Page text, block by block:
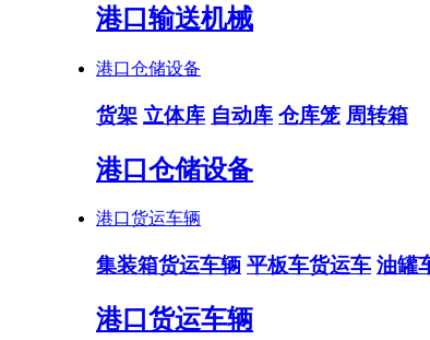
港口输送机械
港口仓储设备
货架 立体库 自动库 仓库笼 周转箱
港口仓储设备
港口货运车辆
集装箱货运车辆 平板车货运车 油罐
港口货运车辆